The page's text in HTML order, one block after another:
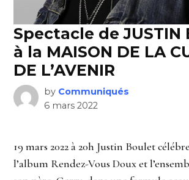
Spectacle de JUSTIN
à la MAISON DE LA
DE L’AVENIR
by Communiqués
6 mars 2022
19 mars 2022 à 20h Justin Boulet
l’album Rendez-Vous Doux et